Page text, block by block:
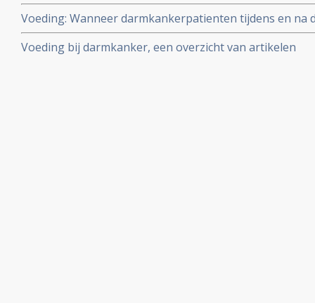
Voeding: Wanneer darmkankerpatienten tijdens en na
volgen is het risico op een recidief of op overlijden
een voedingspatroon gebruiken van veel fruit,
Voeding bij darmkanker, een overzicht van artikelen